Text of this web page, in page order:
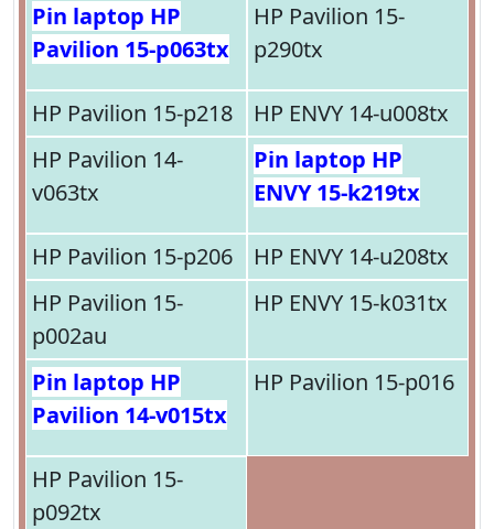
Pin laptop HP
Pavilion 15-p063tx
HP Pavilion 15-
p290tx
HP Pavilion 15-p218
HP ENVY 14-u008tx
HP Pavilion 14-
v063tx
Pin laptop HP
ENVY 15-k219tx
HP Pavilion 15-p206
HP ENVY 14-u208tx
HP Pavilion 15-
p002au
HP ENVY 15-k031tx
Pin laptop HP
Pavilion 14-v015tx
HP Pavilion 15-p016
HP Pavilion 15-
p092tx